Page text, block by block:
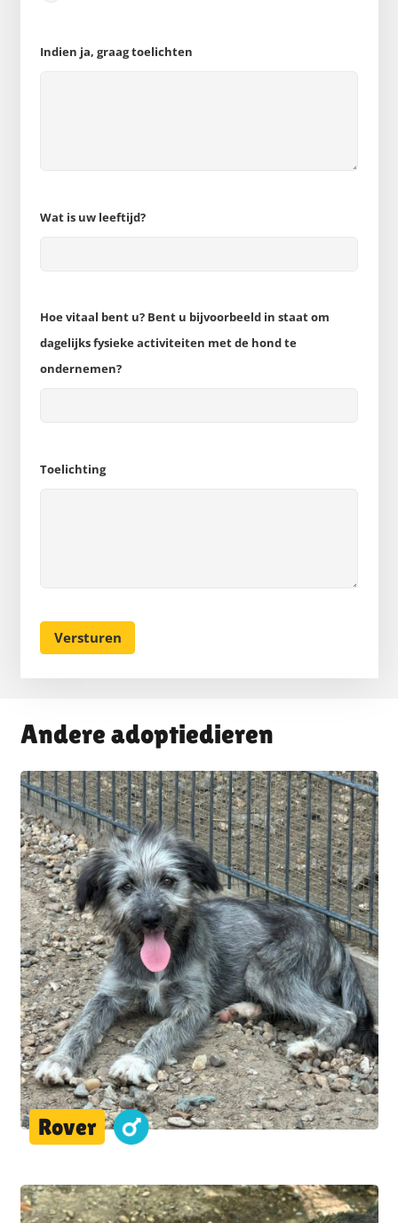
Indien ja, graag toelichten
Wat is uw leeftijd?
Hoe vitaal bent u? Bent u bijvoorbeeld in staat om
dagelijks fysieke activiteiten met de hond te
ondernemen?
Toelichting
Andere adoptiedieren
Rover